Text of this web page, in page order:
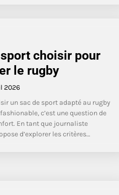
choisir pour
le rugby
2026
un sac de sport adapté au rugby
c’est une question de
En tant que journaliste
d’explorer les critères…